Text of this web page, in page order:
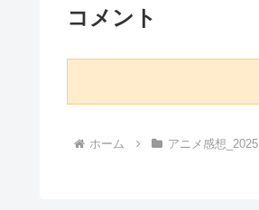
コメント
ホーム アニメ感想_2025